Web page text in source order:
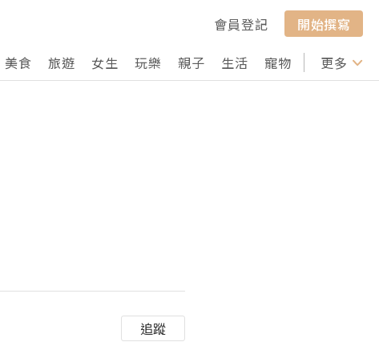
會員登記
開始撰寫
美食 旅遊 女生 玩樂 親子 生活 寵物 行山 打卡
更多
追蹤